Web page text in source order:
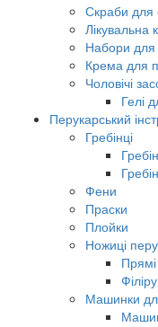
Скраби для
Лікувальна
Набори для
Крема для
Чоловічі
Гелі
Перукарський
Гребінці
Фени
Праски
Плойки
Ножиці
Машинки